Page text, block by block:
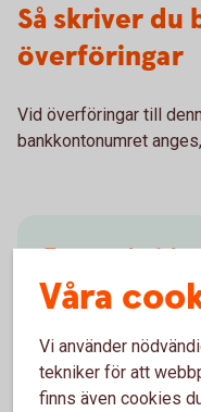
Så skriver du
överföringar
Vid överföringar till
bankkontonumret anges,
Exempel på
CCCC, KK-KKKKK
(4 siffror i
-totalt 11 siffror )
Våra
Vi använder
tekniker för att
finns även cookies